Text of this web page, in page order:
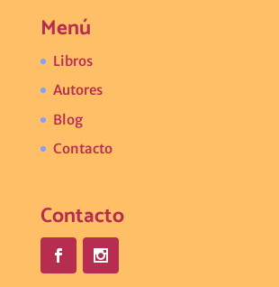
Menú
Libros
Autores
Blog
Contacto
Contacto